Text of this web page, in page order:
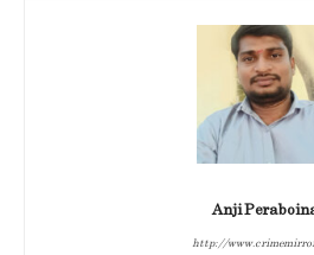
Anji
http://